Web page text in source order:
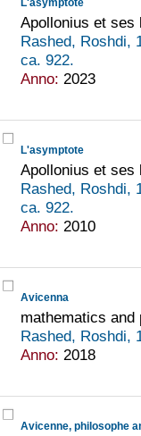
L'asymptote
Apollonius et ses
Rashed, Roshdi,
ca. 922.
Anno: 2023
L'asymptote
Apollonius et ses
Rashed, Roshdi,
ca. 922.
Anno: 2010
Avicenna
mathematics and
Rashed, Roshdi,
Anno: 2018
Avicenne, philosophe